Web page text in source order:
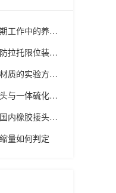
铜仁橡胶软接头在长期工作中的养护作用
铜仁橡胶接头中加装防拉托限位装置的作用
铜仁辨别橡胶软连接材质的实验方法介绍
铜仁缠绕式橡胶软接头与一体硫化橡胶软接头的不同之处
铜仁美标橡胶接头和国内橡胶接头的共同特点
量如何判定